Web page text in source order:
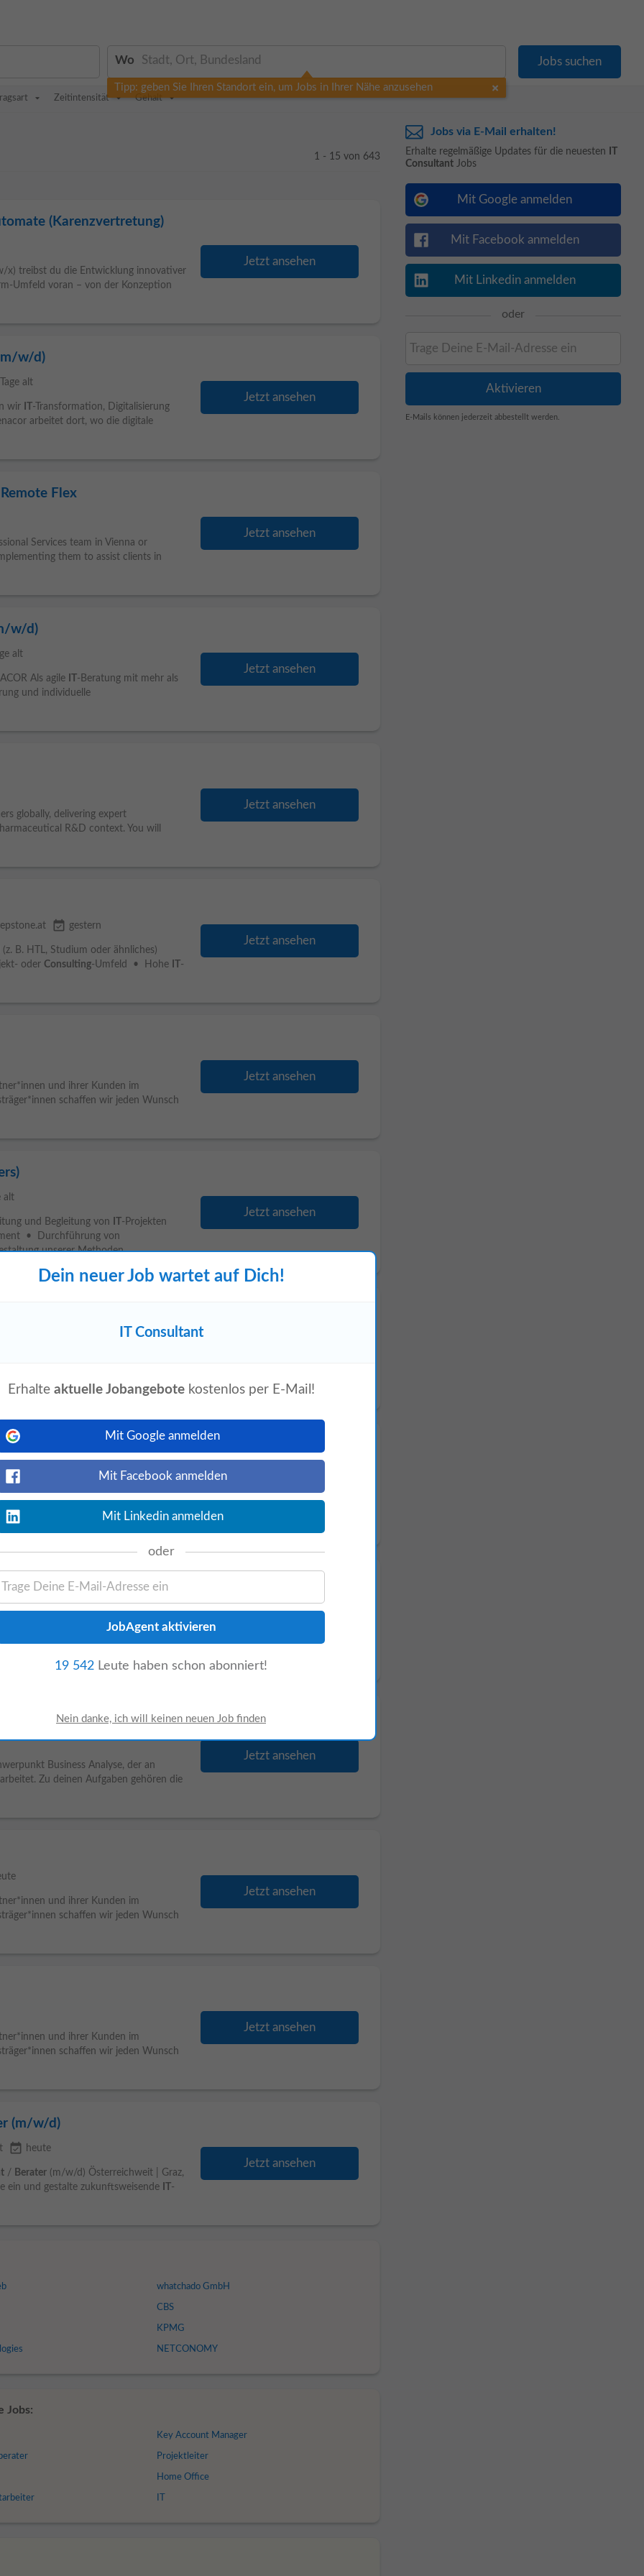
Wo
Tipp: geben Sie Ihren Standort ein, um Jobs in Ihrer Nähe anzusehen
Zeitintensität Gehalt
1 - 15 von 643
(Karenzvertretung)
x) treibst du die Entwicklung innovativer
Umfeld voran – von der Konzeption
Jetzt ansehen
w/d)
alt
wir
-Transformation, Digitalisierung
arbeitet dort, wo die digitale
Jetzt ansehen
Flex
Services team in Vienna or
them to assist clients in
Jetzt ansehen
w/d)
alt
Als agile
-Beratung mit mehr als
und individuelle
Jetzt ansehen
globally, delivering expert
R&D context. You will
Jetzt ansehen
event_available gestern
B. HTL, Studium oder ähnliches)
oder Consulting-Umfeld • Hohe
-
Jetzt ansehen
und ihrer Kunden im
schaffen wir jeden Wunsch
Jetzt ansehen
alt
und Begleitung von
-Projekten
• Durchführung von
unserer Methoden...
Jetzt ansehen
Verwirklichen Sie bei uns Ihre Pläne
EC...
in Vienna or remotely, we are looking
products by designing end-to-end
Vertrieb (m/w/d) voestalpine group-
• Vollzeit Jetzt bewerben Ihre
Business Analyse, der an
Zu deinen Aufgaben gehören die
Jetzt ansehen
und ihrer Kunden im
schaffen wir jeden Wunsch
Jetzt ansehen
und ihrer Kunden im
schaffen wir jeden Wunsch
Jetzt ansehen
(m/w/d)
event_available heute
/ Berater (m/w/d) Österreichweit | Graz,
ein und gestalte zukunftsweisende
-
Jetzt ansehen
whatchado GmbH
CBS
KPMG
NETCONOMY
Jobs:
Key Account Manager
Projektleiter
Home Office
Jobs via E-Mail erhalten!
Erhalte regelmäßige Updates für die neuesten
Consultant Jobs
Mit Google anmelden
Mit Facebook anmelden
Mit Linkedin anmelden
oder
E-Mails können jederzeit abbestellt werden.
Dein neuer Job wartet auf Dich!
IT Consultant
Erhalte aktuelle Jobangebotekostenlos per E-Mail!
Mit Google anmelden
Mit Facebook anmelden
Mit Linkedin anmelden
oder
19 542 Leute haben schon abonniert!